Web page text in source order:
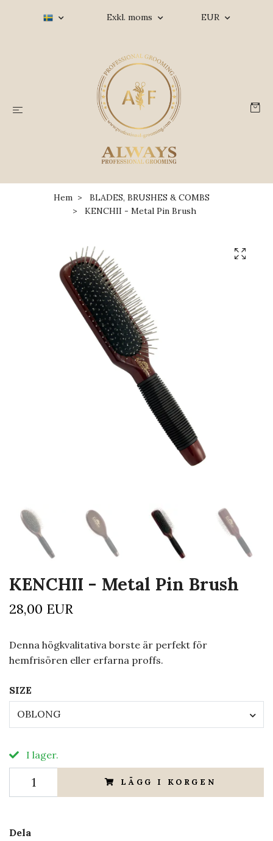
Exkl. moms EUR
Hem
BLADES, BRUSHES & COMBS
KENCHII - Metal Pin Brush
KENCHII - Metal Pin Brush
28,00 EUR
Denna högkvalitativa borste är perfekt för
hemfrisören eller erfarna proffs.
SIZE
OBLONG
I lager.
LÄGG I KORGEN
Dela